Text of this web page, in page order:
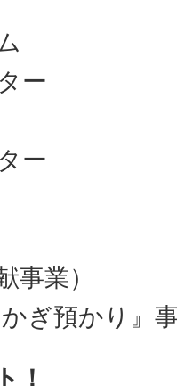
ー
ー
事業）
ぎ預かり』
！